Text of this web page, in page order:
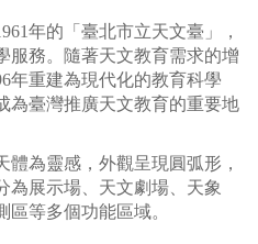
年的「臺北市立天文臺」，
服務。隨著天文教育需求的增
年重建為現代化的教育科學
為臺灣推廣天文教育的重要地
為靈感，外觀呈現圓弧形，
為展示場、天文劇場、天象
等多個功能區域。